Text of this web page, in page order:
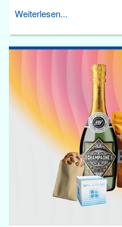
Weiterlesen...